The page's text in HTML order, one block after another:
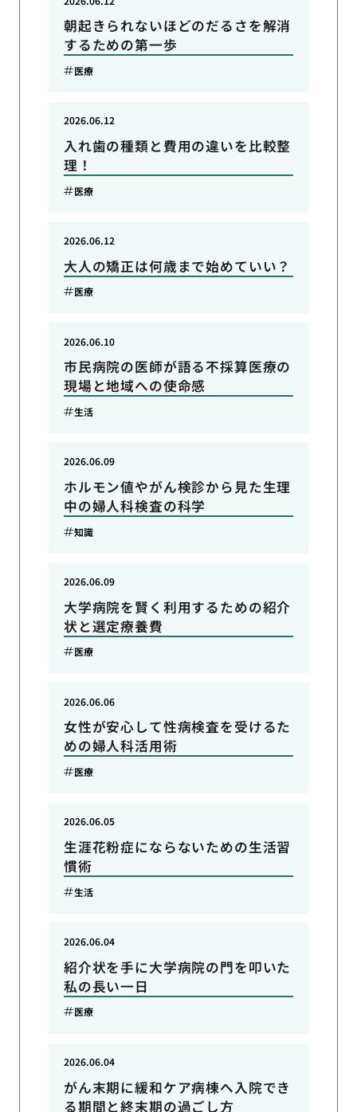
朝起きられないほどのだるさを解消
するための第一歩
医療
入れ歯の種類と費用の違いを比較整
理！
2026.06.12
医療
大人の矯正は何歳まで始めていい？
2026.06.12
医療
市民病院の医師が語る不採算医療の
現場と地域への使命感
2026.06.10
生活
ホルモン値やがん検診から見た生理
中の婦人科検査の科学
2026.06.09
知識
大学病院を賢く利用するための紹介
状と選定療養費
2026.06.09
医療
女性が安心して性病検査を受けるた
めの婦人科活用術
2026.06.06
医療
生涯花粉症にならないための生活習
慣術
2026.06.05
生活
紹介状を手に大学病院の門を叩いた
私の長い一日
2026.06.04
医療
がん末期に緩和ケア病棟へ入院でき
る期間と終末期の過ごし方
2026.06.04